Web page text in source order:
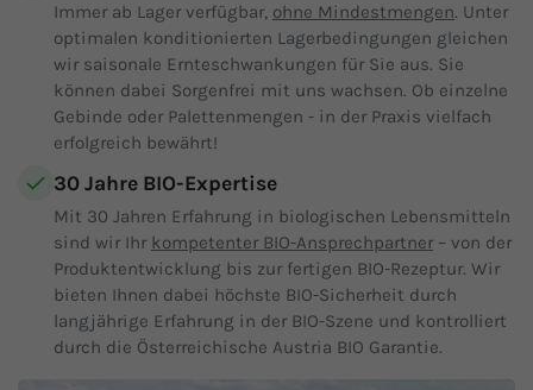
Immer ab Lager verfügbar, ohne Mindestmengen. Unter
optimalen konditionierten Lagerbedingungen gleichen
wir saisonale Ernteschwankungen für Sie aus. Sie
können dabei Sorgenfrei mit uns wachsen. Ob einzelne
Gebinde oder Palettenmengen - in der Praxis vielfach
erfolgreich bewährt!
30 Jahre BIO-Expertise
Mit 30 Jahren Erfahrung in biologischen Lebensmitteln
sind wir Ihr kompetenter BIO-Ansprechpartner – von der
Produktentwicklung bis zur fertigen BIO-Rezeptur. Wir
bieten Ihnen dabei höchste BIO-Sicherheit durch
langjährige Erfahrung in der BIO-Szene und kontrolliert
durch die Österreichische Austria BIO Garantie.